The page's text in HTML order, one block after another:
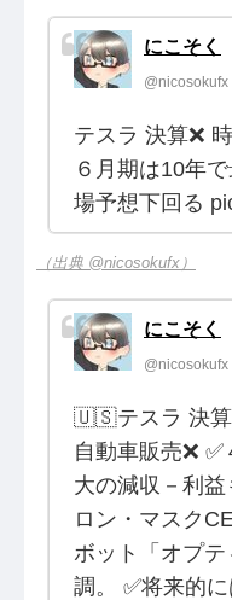
にこそく
@nicosokufx
テスラ 決算❌
６月期は10年
場予想下回る
（出典 @nicosokufx）
にこそく
@nicosokufx
🇺🇸テスラ 決算
自動車販売❌
大の減収－利
ロン・マスク
ボット「オプ
調。 ✅将来的